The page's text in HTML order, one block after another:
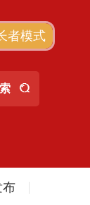
布
者模式